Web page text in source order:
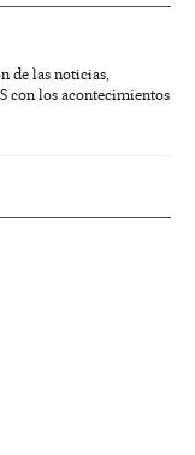
de las noticias,
con los acontecimientos